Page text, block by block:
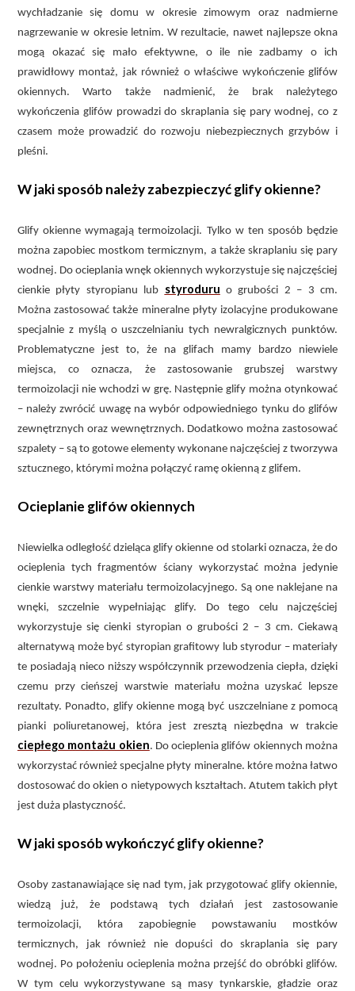
wychładzanie się domu w okresie zimowym oraz nadmierne
nagrzewanie w okresie letnim. W rezultacie, nawet najlepsze okna
mogą okazać się mało efektywne, o ile nie zadbamy o ich
prawidłowy montaż, jak również o właściwe wykończenie glifów
okiennych. Warto także nadmienić, że brak należytego
wykończenia glifów prowadzi do skraplania się pary wodnej, co z
czasem może prowadzić do rozwoju niebezpiecznych grzybów i
pleśni.
W jaki sposób należy zabezpieczyć glify okienne?
Glify okienne wymagają termoizolacji. Tylko w ten sposób będzie
można zapobiec mostkom termicznym, a także skraplaniu się pary
wodnej. Do ocieplania wnęk okiennych wykorzystuje się najczęściej
cienkie płyty styropianu lub styroduru o grubości 2 – 3 cm.
Można zastosować także mineralne płyty izolacyjne produkowane
specjalnie z myślą o uszczelnianiu tych newralgicznych punktów.
Problematyczne jest to, że na glifach mamy bardzo niewiele
miejsca, co oznacza, że zastosowanie grubszej warstwy
termoizolacji nie wchodzi w grę. Następnie glify można otynkować
– należy zwrócić uwagę na wybór odpowiedniego tynku do glifów
zewnętrznych oraz wewnętrznych. Dodatkowo można zastosować
szpalety – są to gotowe elementy wykonane najczęściej z tworzywa
sztucznego, którymi można połączyć ramę okienną z glifem.
Ocieplanie glifów okiennych
Niewielka odległość dzieląca glify okienne od stolarki oznacza, że do
ocieplenia tych fragmentów ściany wykorzystać można jedynie
cienkie warstwy materiału termoizolacyjnego. Są one naklejane na
wnęki, szczelnie wypełniając glify. Do tego celu najczęściej
wykorzystuje się cienki styropian o grubości 2 – 3 cm. Ciekawą
alternatywą może być styropian grafitowy lub styrodur – materiały
te posiadają nieco niższy współczynnik przewodzenia ciepła, dzięki
czemu przy cieńszej warstwie materiału można uzyskać lepsze
rezultaty. Ponadto, glify okienne mogą być uszczelniane z pomocą
pianki poliuretanowej, która jest zresztą niezbędna w trakcie
ciepłego montażu okien. Do ocieplenia glifów okiennych można
wykorzystać również specjalne płyty mineralne. które można łatwo
dostosować do okien o nietypowych kształtach. Atutem takich płyt
jest duża plastyczność.
W jaki sposób wykończyć glify okienne?
Osoby zastanawiające się nad tym, jak przygotować glify okiennie,
wiedzą już, że podstawą tych działań jest zastosowanie
termoizolacji, która zapobiegnie powstawaniu mostków
termicznych, jak również nie dopuści do skraplania się pary
wodnej. Po położeniu ocieplenia można przejść do obróbki glifów.
W tym celu wykorzystywane są masy tynkarskie, gładzie oraz